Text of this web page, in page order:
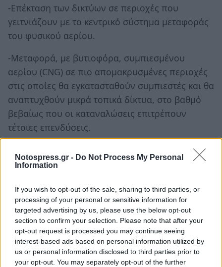
Notospress.gr - Do Not Process My Personal
Information
If you wish to opt-out of the sale, sharing to third parties, or
processing of your personal or sensitive information for
targeted advertising by us, please use the below opt-out
section to confirm your selection. Please note that after your
opt-out request is processed you may continue seeing
interest-based ads based on personal information utilized by
us or personal information disclosed to third parties prior to
your opt-out. You may separately opt-out of the further
-Επέκταση των δικτύων σε περιοχές που
γειτνιάζουν με το κεντρικό σύστημα μεταφοράς
του φυσικού αερίου.
-Μεταφορά, με βυτιοφόρα, συμπιεσμένου
αερίου (CNG) σε πιο απομακρυσμένες περιοχές
στις οποίες θα εγκατασταθούν συμπιεστές και θα
αναπτυχθούν μικρά τοπικά δίκτυα, στο βαθμό
βεβαίως που οι καταναλώσεις επιτρέπουν
τέτοιες επενδύσεις.
υγροποιημένου αερίου (LNG) σε λιμάνια της
και ανάπτυξη τοπικών δικτύων.
Η πρώτη φάση του σχεδιασμού μάλιστα για την
περίοδο 2016-2025, αφορά τέσσερις
περιφέρειες: Ανατολική Μακεδονία - Θράκη,
Στερεά Ελλάδα - Εύβοια, Κεντρική Μακεδονία,